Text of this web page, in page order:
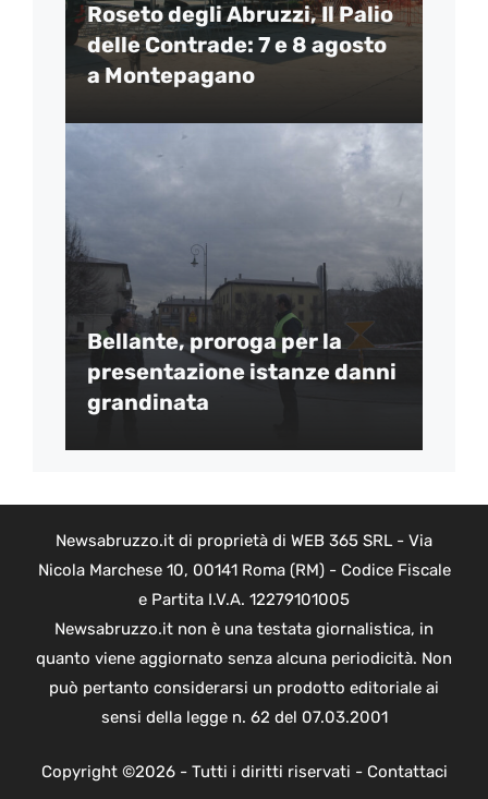
Roseto degli Abruzzi, Il Palio
delle Contrade: 7 e 8 agosto
a Montepagano
Bellante, proroga per la
presentazione istanze danni
grandinata
Newsabruzzo.it di proprietà di WEB 365 SRL - Via
Nicola Marchese 10, 00141 Roma (RM) - Codice Fiscale
e Partita I.V.A. 12279101005
Newsabruzzo.it non è una testata giornalistica, in
quanto viene aggiornato senza alcuna periodicità. Non
può pertanto considerarsi un prodotto editoriale ai
sensi della legge n. 62 del 07.03.2001
Copyright ©2026 - Tutti i diritti riservati - Contattaci